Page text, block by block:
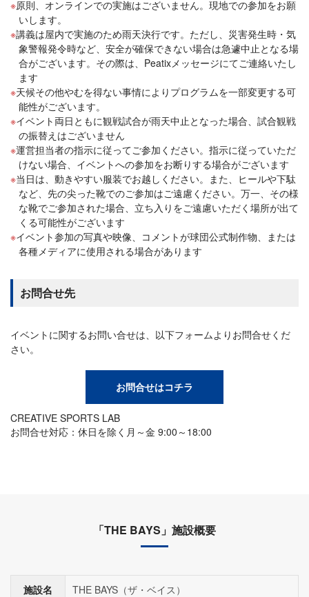
原則、オンラインでの実施はございません。現地での参加をお願
いします。
講義は屋内で実施のため雨天決行です。ただし、災害発生時・気
象警報発令時など、安全が確保できない場合は急遽中止となる場
合がございます。その際は、Peatixメッセージにてご連絡いたし
ます
天候その他やむを得ない事情によりプログラムを一部変更する可
能性がございます。
イベント両日ともに観戦試合が雨天中止となった場合、試合観戦
の振替えはございません
運営担当者の指示に従ってご参加ください。指示に従っていただ
けない場合、イベントへの参加をお断りする場合がございます
当日は、動きやすい服装でお越しください。また、ヒールや下駄
など、先の尖った靴でのご参加はご遠慮ください。万一、その様
な靴でご参加された場合、立ち入りをご遠慮いただく場所が出て
くる可能性がございます
イベント参加の写真や映像、コメントが球団公式制作物、または
各種メディアに使用される場合があります
お問合せ先
イベントに関するお問い合せは、以下フォームよりお問合せくだ
さい。
お問合せはコチラ
CREATIVE SPORTS LAB
お問合せ対応：休日を除く月～金 9:00～18:00
「THE BAYS」施設概要
施設名 THE BAYS（ザ・ベイス）